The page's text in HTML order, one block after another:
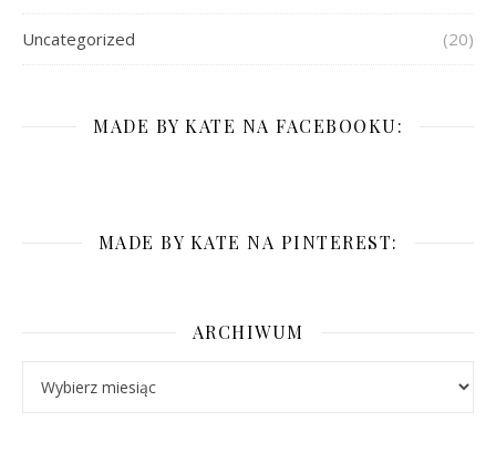
Uncategorized (20)
MADE BY KATE NA FACEBOOKU:
MADE BY KATE NA PINTEREST:
ARCHIWUM